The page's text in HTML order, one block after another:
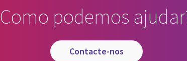
Como podemos
contacte-nos